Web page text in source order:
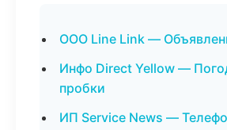
ООО Line Link —
Инфо Direct Yellow —
пробки
ИП Service News —